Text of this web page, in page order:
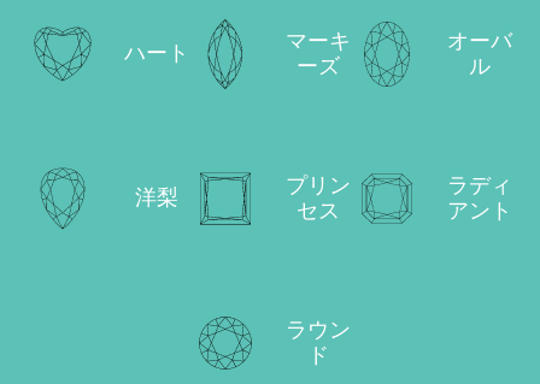
ハート
マーキ
ーズ
オーバ
ル
洋梨
プリン
セス
ラディ
アント
ラウン
ド